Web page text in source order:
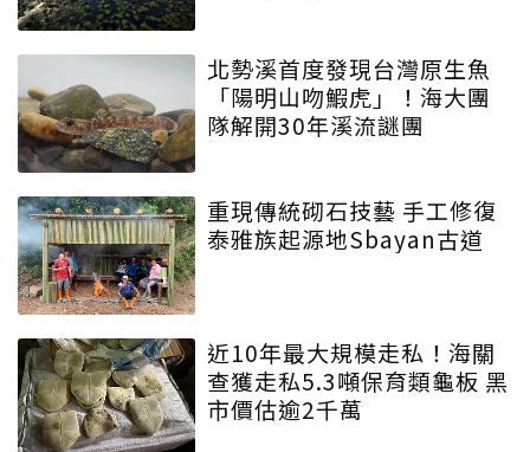
北勢溪首度發現台灣原生魚
「陽明山吻鰕虎」！海大團
隊解開30年溪流謎團
重現傳統砌石技藝 手工修復
泰雅族起源地Sbayan古道
近10年最大規模走私！海關
查獲走私5.3噸保育類龜板 黑
市價估逾2千萬